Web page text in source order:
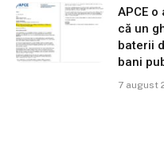
APCE
că un
baterii
bani
7 august